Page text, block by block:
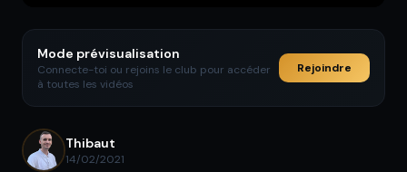
Mode prévisualisation
Connecte-toi ou rejoins le club pour accéder
à toutes les vidéos
Rejoindre
Thibaut
14/02/2021